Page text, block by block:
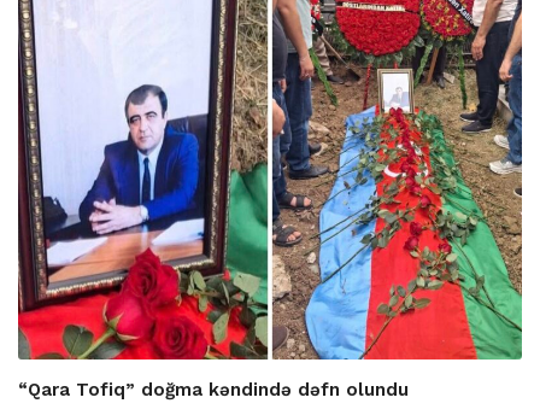
“Qara Tofiq” doğma kəndində dəfn olundu